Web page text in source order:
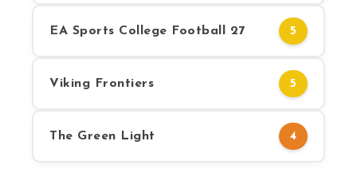
EA Sports College Football 27 5
Viking Frontiers 5
The Green Light 4